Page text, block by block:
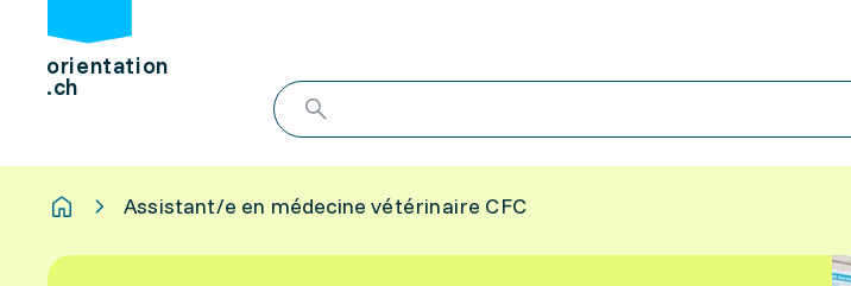
orientation
.ch
Assistant/e en médecine vétérinaire CFC